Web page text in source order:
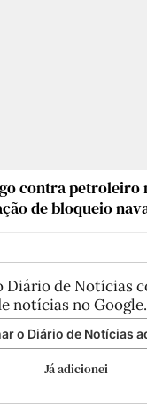
contra petroleiro
de bloqueio
Diário de Notícias
notícias no Google.
o Diário de Notícias
Já adicionei